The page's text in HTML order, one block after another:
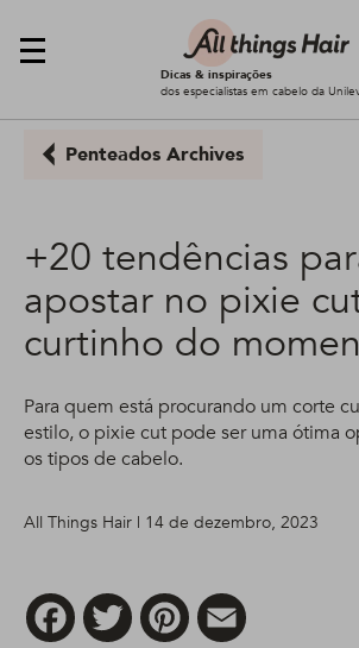
Dicas & inspirações
dos especialistas em cabelo da
Penteados Archives
+20 tendências
apostar no pixie
curtinho do
Para quem está procurando um corte
estilo, o pixie cut pode ser uma ótima
os tipos de cabelo.
All Things Hair | 14 de dezembro, 2023
FacebookTwitter Pinterest